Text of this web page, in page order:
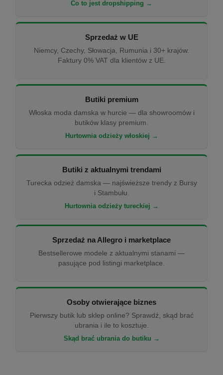
Co to jest dropshipping →
Sprzedaż w UE
Niemcy, Czechy, Słowacja, Rumunia i 30+ krajów.
Faktury 0% VAT dla klientów z UE.
Butiki premium
Włoska moda damska w hurcie — dla showroomów i
butików klasy premium.
Hurtownia odzieży włoskiej →
Butiki z aktualnymi trendami
Turecka odzież damska — najświeższe trendy z Bursy
i Stambułu.
Hurtownia odzieży tureckiej →
Sprzedaż na Allegro i marketplace
Bestsellerowe modele z aktualnymi stanami —
pasujące pod listingi marketplace.
Osoby otwierające biznes
Pierwszy butik lub sklep online? Sprawdź, skąd brać
ubrania i ile to kosztuje.
Skąd brać ubrania do butiku →